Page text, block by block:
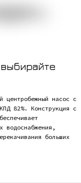
центробежный насос с
82%. Конструкция с
водоснабжения,
больших